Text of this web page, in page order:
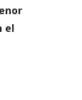
el